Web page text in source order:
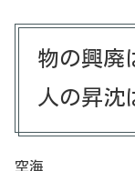
物の興廃
人の昇沈
空海